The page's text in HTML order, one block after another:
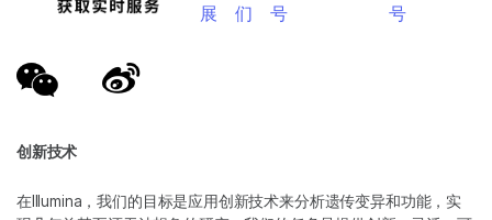
创新技术
在Illumina，我们的目标是应用创新技术来分析遗传变异和功能，实
展
们
号
号